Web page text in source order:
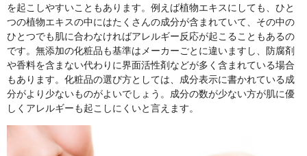
を起こしやすいこともあります。例えば植物エキスにしても、ひと
つの植物エキスの中にはたくさんの成分が含まれていて、その中の
ひとつでも肌に合わなければアレルギー反応が起こることもあるの
です。無添加の化粧品も基準はメーカーごとに違いますし、防腐剤
や香料を含まない代わりに界面活性剤などが多く含まれている場合
もあります。化粧品の選び方としては、成分表示に書かれている成
分がより少ないものがよいでしょう。成分の数が少ない方が肌に優
しくアレルギーも起こしにくいと言えます。